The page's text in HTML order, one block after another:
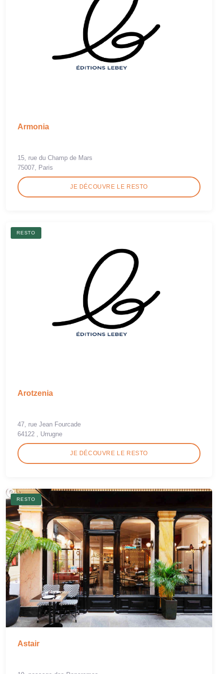
Armonia
15, rue du Champ de Mars
75007, Paris
JE DÉCOUVRE LE RESTO
RESTO
Arotzenia
47, rue Jean Fourcade
64122 , Urrugne
JE DÉCOUVRE LE RESTO
RESTO
Astair